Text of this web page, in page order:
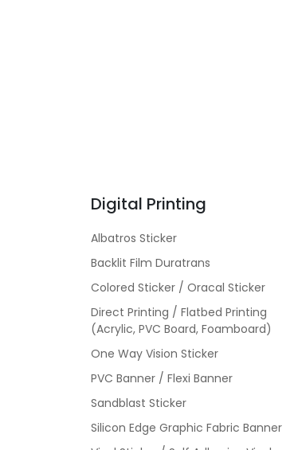
Digital Printing
Albatros Sticker
Backlit Film Duratrans
Colored Sticker / Oracal Sticker
Direct Printing / Flatbed Printing
(Acrylic, PVC Board, Foamboard)
One Way Vision Sticker
PVC Banner / Flexi Banner
Sandblast Sticker
Silicon Edge Graphic Fabric Banner